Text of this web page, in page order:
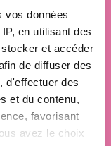
vos données
en utilisant des
et accéder
de diffuser des
d'effectuer des
et du contenu,
favorisant
avez le choix